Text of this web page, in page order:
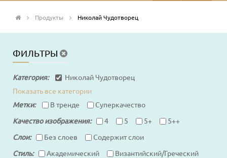
Продукты Николай Чудотворец
ФИЛЬТРЫ
Категория:
Николай Чудотворец
Показать все категории
Метки:
В тренде
Суперкачество
Качество изображения
4 5 5+
5++
Слои
Без слоев
Содержит слои
Стиль
Академический
Византийский/Греческий